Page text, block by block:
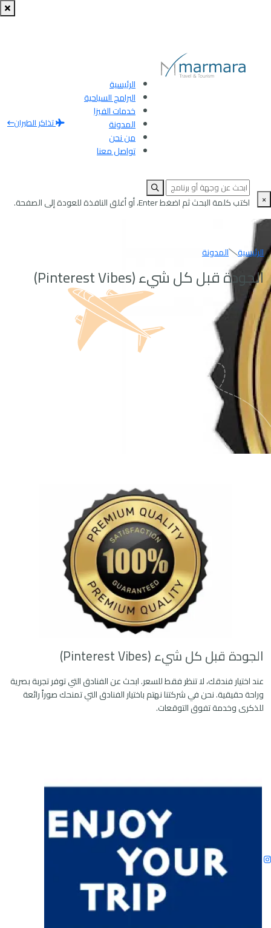
الرئيسية
البرامج السياحية
خدمات الفيزا
المدونة
من نحن
تواصل معنا
تذاكر الطيران
× اكتب كلمة البحث ثم اضغط Enter، أو أغلق النافذة للعودة إلى الصفحة.
الرئيسية المدونة
الجودة قبل كل شيء (Pinterest Vibes)
الجودة قبل كل شيء (Pinterest Vibes)
عند اختيار فندقك، لا تنظر فقط للسعر. ابحث عن الفنادق التي توفر تجربة بصرية
وراحة حقيقية. نحن في شركتنا نهتم باختيار الفنادق التي تمنحك صوراً رائعة
للذكرى وخدمة تفوق التوقعات.